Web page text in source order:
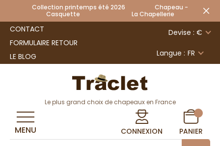
Collection printemps été 2026 Chapeau -
Casquette La Chapellerie
CONTACT
FORMULAIRE RETOUR
LE BLOG
Devise : €
Langue : FR
Le plus grand choix de chapeaux en France
CONNEXION PANIER
MENU